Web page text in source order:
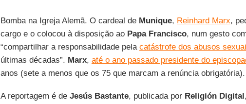
Bomba na Igreja Alemã. O cardeal de Munique, Reinhard Marx,
cargo e o colocou à disposição ao Papa Francisco, num gesto
“compartilhar a responsabilidade pela catástrofe dos abusos
últimas décadas”. Marx, até o ano passado presidente do
anos (sete a menos que os 75 que marcam a renúncia obrigatória).
A reportagem é de Jesús Bastante, publicada por Religión Digital